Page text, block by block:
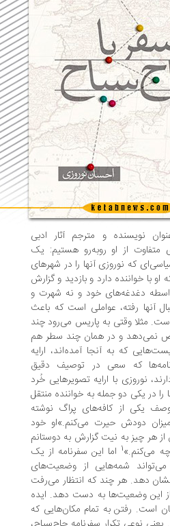
و مترجم آثار ادبی
از او روبه‌رو هستیم: یک
نوروزی آنها را در شهرهای
دارد و بازدید و گزارش
دغدغه‌های خود و نه شهرت و
رفته، عواملی است که باعث
وقتی به پاریس می‌رود چند
و در همان چند سطر هم
که به آنجا آمده‌اند، ارایه
که سعی در توصیف دقیق
با ارایه تصویرهایی خُرد
دو جمله به خواننده منتقل
از کافه‌های پراگ نوشته
حیرت می‌کنم.»او خود
به نیت گزارش به دوستانم
اما این سفرنامه از یک
شمه‌هایی از وضعیت‌های
هر چند که انتظار می‌رفت
وضعیت‌ها به دست دهد. ایده
به تمام مکان‌هایی که